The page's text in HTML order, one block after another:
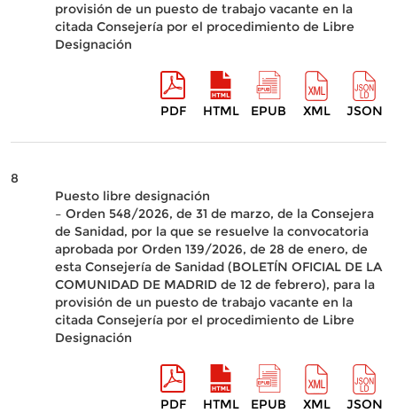
provisión de un puesto de trabajo vacante en la
citada Consejería por el procedimiento de Libre
Designación
PDF HTML EPUB XML JSON
8
Puesto libre designación
– Orden 548/2026, de 31 de marzo, de la Consejera
de Sanidad, por la que se resuelve la convocatoria
aprobada por Orden 139/2026, de 28 de enero, de
esta Consejería de Sanidad (BOLETÍN OFICIAL DE LA
COMUNIDAD DE MADRID de 12 de febrero), para la
provisión de un puesto de trabajo vacante en la
citada Consejería por el procedimiento de Libre
Designación
PDF HTML EPUB XML JSON